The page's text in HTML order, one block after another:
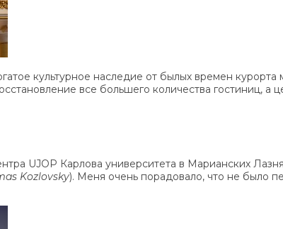
культурное наследие от былых времен
все большего количества гостиниц,
UJOP Карлова университета в Марианских
Kozlovsky). Меня очень порадовало, что не было